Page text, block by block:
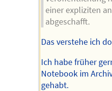
einer expliziten
abgeschafft.
Das verstehe ich
Ich habe früher
Notebook im
gehabt.